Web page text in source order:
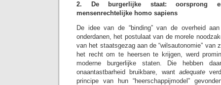
2. De burgerlijke staat: oorsprong
mensenrechtelijke homo sapiens
De idee van de “binding” van de overheid
onderdanen, het postulaat van de morele
van het staatsgezag aan de “wilsautonomie” van
het recht om te heersen te krijgen, werd
moderne burgerlijke staten. Die hebben
onaantastbarheid bruikbare, want adequate
principe van hun “heerschappijmodel”